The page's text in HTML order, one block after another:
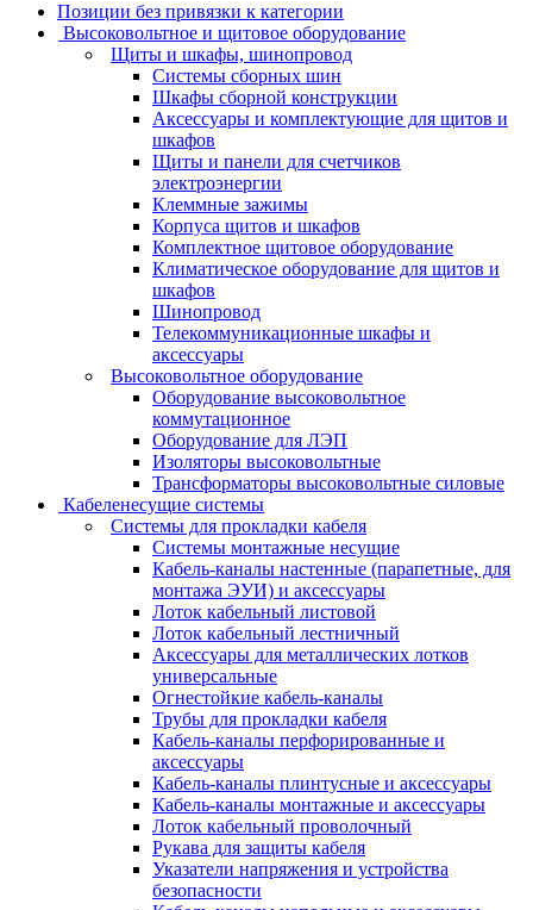
Позиции без привязки к категории
Высоковольтное и щитовое оборудование
Щиты и шкафы, шинопровод
Системы сборных шин
Шкафы сборной конструкции
Аксессуары и комплектующие для щитов и
шкафов
Щиты и панели для счетчиков
электроэнергии
Клеммные зажимы
Корпуса щитов и шкафов
Комплектное щитовое оборудование
Климатическое оборудование для щитов и
шкафов
Шинопровод
Телекоммуникационные шкафы и
аксессуары
Высоковольтное оборудование
Оборудование высоковольтное
коммутационное
Оборудование для ЛЭП
Изоляторы высоковольтные
Трансформаторы высоковольтные силовые
Кабеленесущие системы
Системы для прокладки кабеля
Системы монтажные несущие
Кабель-каналы настенные (парапетные, для
монтажа ЭУИ) и аксессуары
Лоток кабельный листовой
Лоток кабельный лестничный
Аксессуары для металлических лотков
универсальные
Огнестойкие кабель-каналы
Трубы для прокладки кабеля
Кабель-каналы перфорированные и
аксессуары
Кабель-каналы плинтусные и аксессуары
Кабель-каналы монтажные и аксессуары
Лоток кабельный проволочный
Рукава для защиты кабеля
Указатели напряжения и устройства
безопасности